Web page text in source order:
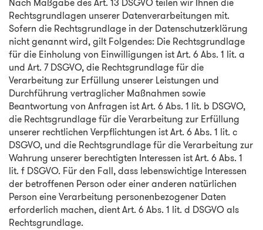
Rechtsgrundlagen unserer Datenverarbeitungen mit.
Sofern die Rechtsgrundlage in der Datenschutzerklärung
nicht genannt wird, gilt Folgendes: Die Rechtsgrundlage
für die Einholung von Einwilligungen ist Art. 6 Abs. 1 lit. a
und Art. 7 DSGVO, die Rechtsgrundlage für die
Verarbeitung zur Erfüllung unserer Leistungen und
Durchführung vertraglicher Maßnahmen sowie
Beantwortung von Anfragen ist Art. 6 Abs. 1 lit. b DSGVO,
die Rechtsgrundlage für die Verarbeitung zur Erfüllung
unserer rechtlichen Verpflichtungen ist Art. 6 Abs. 1 lit. c
DSGVO, und die Rechtsgrundlage für die Verarbeitung zur
Wahrung unserer berechtigten Interessen ist Art. 6 Abs. 1
lit. f DSGVO. Für den Fall, dass lebenswichtige Interessen
der betroffenen Person oder einer anderen natürlichen
Person eine Verarbeitung personenbezogener Daten
erforderlich machen, dient Art. 6 Abs. 1 lit. d DSGVO als
Rechtsgrundlage.